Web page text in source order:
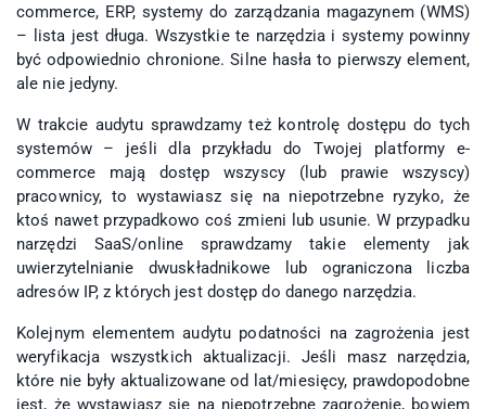
commerce, ERP, systemy do zarządzania magazynem (WMS)
– lista jest długa. Wszystkie te narzędzia i systemy powinny
być odpowiednio chronione. Silne hasła to pierwszy element,
ale nie jedyny.
W trakcie audytu sprawdzamy też kontrolę dostępu do tych
systemów – jeśli dla przykładu do Twojej platformy e-
commerce mają dostęp wszyscy (lub prawie wszyscy)
pracownicy, to wystawiasz się na niepotrzebne ryzyko, że
ktoś nawet przypadkowo coś zmieni lub usunie. W przypadku
narzędzi SaaS/online sprawdzamy takie elementy jak
uwierzytelnianie dwuskładnikowe lub ograniczona liczba
adresów IP, z których jest dostęp do danego narzędzia.
Kolejnym elementem audytu podatności na zagrożenia jest
weryfikacja wszystkich aktualizacji. Jeśli masz narzędzia,
które nie były aktualizowane od lat/miesięcy, prawdopodobne
jest, że wystawiasz się na niepotrzebne zagrożenie, bowiem